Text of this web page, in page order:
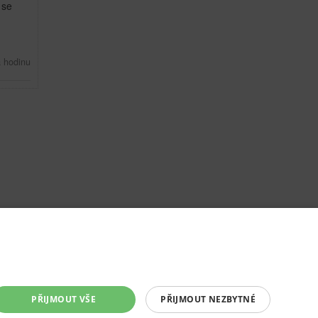
hodinu
PŘIJMOUT VŠE PŘIJMOUT NEZBYTNÉ